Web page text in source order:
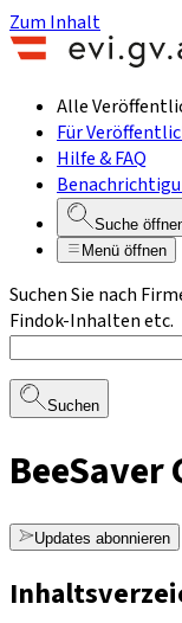
Zum Inhalt
Alle
Für
Hilfe & FAQ
Suche
Menü öffnen
Suchen Sie nach
Findok-Inhalten etc.
Suchen
BeeSaver
Updates abonnieren